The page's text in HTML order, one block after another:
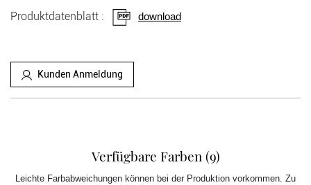
Produktdatenblatt : download
Kunden Anmeldung
Verfügbare Farben (9)
Leichte Farbabweichungen können bei der Produktion vorkommen. Zu